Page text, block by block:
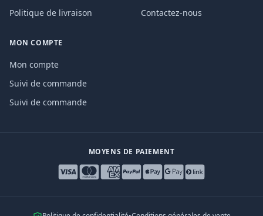
Politique de livraison
Contactez-nous
MON COMPTE
Mon compte
Suivi de commande
Suivi de commande
MOYENS DE PAIEMENT